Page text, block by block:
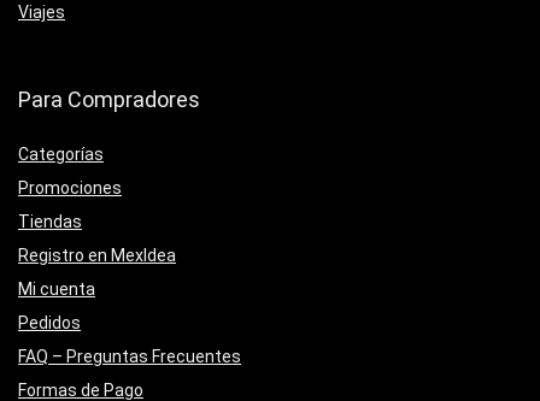
Viajes
Para Compradores
Categorías
Promociones
Tiendas
Registro en MexIdea
Mi cuenta
Pedidos
FAQ – Preguntas Frecuentes
Formas de Pago